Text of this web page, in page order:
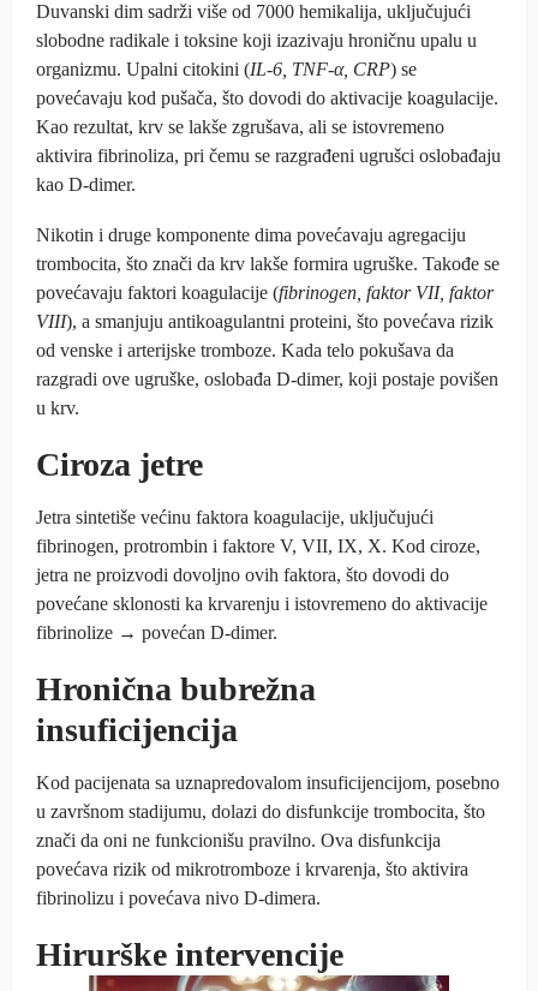
Duvanski dim sadrži više od 7000 hemikalija, uključujući
slobodne radikale i toksine koji izazivaju hroničnu upalu u
organizmu. Upalni citokini (IL-6, TNF-α, CRP) se
povećavaju kod pušača, što dovodi do aktivacije koagulacije.
Kao rezultat, krv se lakše zgrušava, ali se istovremeno
aktivira fibrinoliza, pri čemu se razgrađeni ugrušci oslobađaju
kao D-dimer.
Nikotin i druge komponente dima povećavaju agregaciju
trombocita, što znači da krv lakše formira ugruške. Takođe se
povećavaju faktori koagulacije (fibrinogen, faktor VII, faktor
VIII), a smanjuju antikoagulantni proteini, što povećava rizik
od venske i arterijske tromboze. Kada telo pokušava da
razgradi ove ugruške, oslobađa D-dimer, koji postaje povišen
u krv.
Ciroza jetre
Jetra sintetiše većinu faktora koagulacije, uključujući
fibrinogen, protrombin i faktore V, VII, IX, X. Kod ciroze,
jetra ne proizvodi dovoljno ovih faktora, što dovodi do
povećane sklonosti ka krvarenju i istovremeno do aktivacije
fibrinolize → povećan D-dimer.
Hronična bubrežna
insuficijencija
Kod pacijenata sa uznapredovalom insuficijencijom, posebno
u završnom stadijumu, dolazi do disfunkcije trombocita, što
znači da oni ne funkcionišu pravilno. Ova disfunkcija
povećava rizik od mikrotromboze i krvarenja, što aktivira
fibrinolizu i povećava nivo D-dimera.
Hirurške intervencije